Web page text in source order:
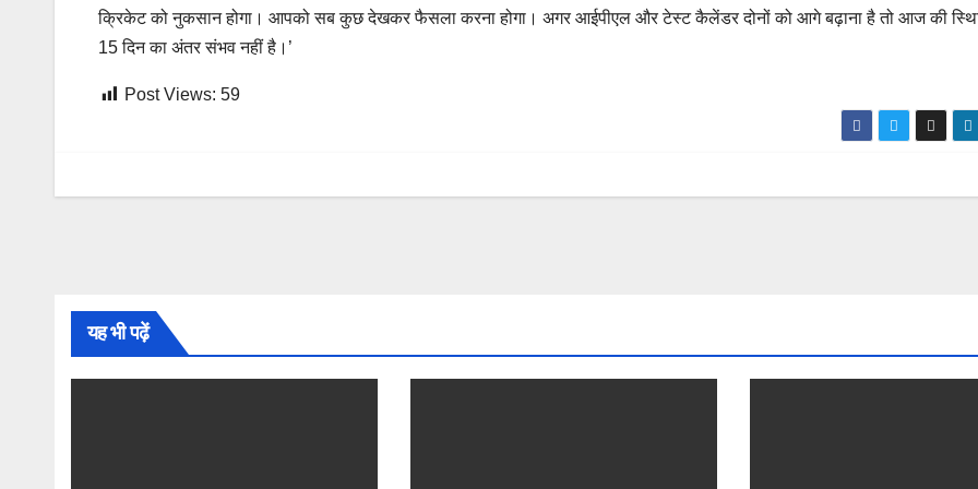
क्रिकेट को नुकसान होगा। आपको सब कुछ देखकर फैसला करना होगा। अगर आईपीएल और टेस्ट कैलेंडर दोनों को आगे बढ़ाना है तो आज की
15 दिन का अंतर संभव नहीं है।’
Post Views: 59
यह भी पढ़ें